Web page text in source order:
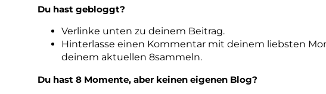
Du hast gebloggt?
Verlinke unten zu deinem Beitrag.
Hinterlasse einen Kommentar mit deinem liebsten
deinem aktuellen 8sammeln.
Du hast 8 Momente, aber keinen eigenen Blog?